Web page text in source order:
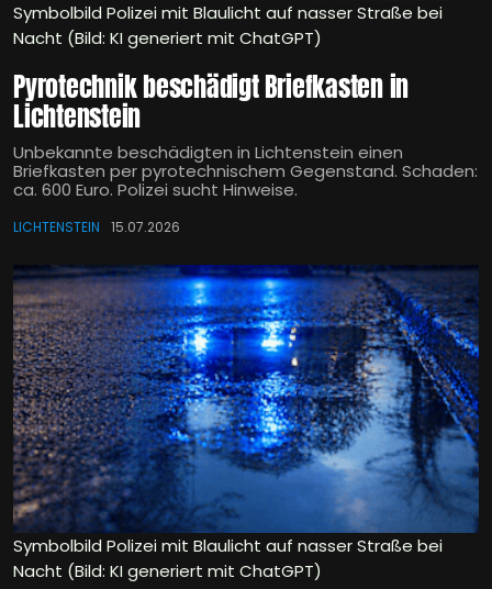
Symbolbild Polizei mit Blaulicht auf nasser Straße bei
Nacht (Bild: KI generiert mit ChatGPT)
Pyrotechnik beschädigt Briefkasten in
Lichtenstein
Unbekannte beschädigten in Lichtenstein einen
Briefkasten per pyrotechnischem Gegenstand. Schaden:
ca. 600 Euro. Polizei sucht Hinweise.
LICHTENSTEIN 15.07.2026
Symbolbild Polizei mit Blaulicht auf nasser Straße bei
Nacht (Bild: KI generiert mit ChatGPT)